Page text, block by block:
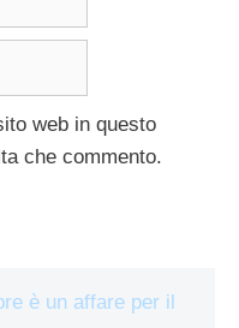
web in questo
che commento.
è un affare per il